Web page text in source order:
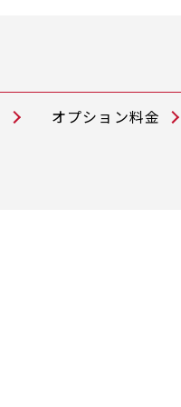
オプション料金